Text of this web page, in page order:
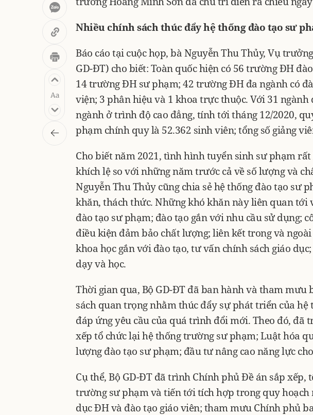
Nhiều chính sách thúc đẩy hệ thống đào tạo sư
Báo cáo tại cuộc họp, bà Nguyễn Thu Thủy, Vụ
GD-ĐT) cho biết: Toàn quốc hiện có 56 trường ĐH
14 trường ĐH sư phạm; 42 trường ĐH đa ngành có
viện; 3 phân hiệu và 1 khoa trực thuộc. Với 31
ngành ở trình độ cao đẳng, tính tới tháng 12/2020,
phạm chính quy là 52.362 sinh viên; tổng số giảng
Cho biết năm 2021, tình hình tuyển sinh sư phạm
khích lệ so với những năm trước cả về số lượng và
Nguyễn Thu Thủy cũng chia sẻ hệ thống đào tạo sư
khăn, thách thức. Những khó khăn này liên quan tới
đào tạo sư phạm; đào tạo gắn với nhu cầu sử dụng;
điều kiện đảm bảo chất lượng; liên kết trong và
khoa học gắn với đào tạo, tư vấn chính sách giáo
dạy và học.
Thời gian qua, Bộ GD-ĐT đã ban hành và tham mưu
sách quan trọng nhằm thúc đẩy sự phát triển của hệ
đáp ứng yêu cầu của quá trình đổi mới. Theo đó, đã
xếp tổ chức lại hệ thống trường sư phạm; Luật hóa
lượng đào tạo sư phạm; đầu tư nâng cao năng lực
Cụ thể, Bộ GD-ĐT đã trình Chính phủ Đề án sắp xếp,
trường sư phạm và tiến tới tích hợp trong quy hoạch
dục ĐH và đào tạo giáo viên; tham mưu Chính phủ